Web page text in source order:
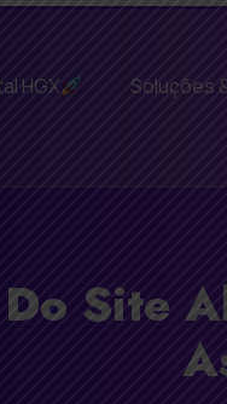
HGX Soluções
Site